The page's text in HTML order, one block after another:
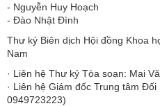
- Nguyễn Huy Hoạch
- Đào Nhật Đình
Thư ký Biên dịch Hội đồng Khoa
Nam
· Liên hệ Thư ký Tòa soạn: Mai
· Liên hệ Giám đốc Trung tâm
0949723223)